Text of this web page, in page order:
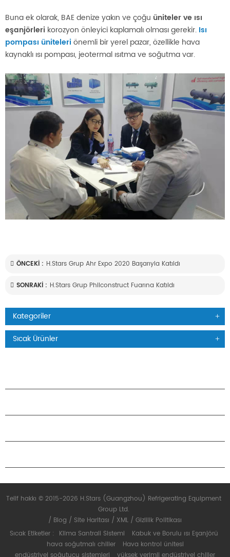
Buna ek olarak, BAE denize yakın ve çoğu üniteler ve ısı
eşanjörleri korozyon önleyici kaplamalı olması gerekir. Isı
pompası üniteleriönemli bir yerel pazar, özellikle hava
kaynaklı ısı pompası, jeotermal ısıtma ve soğutma var.
ÖNCEKI : H.stars Grup Ahr Expo 2020 Başarıyla Katıldı
SONRAKI : H.stars Grup Philconstruct Fuarına Katıldı
Kategoriler
Sıcak Ürünler
Telif hakkı © 2015-2026 H.Stars (Guangzhou) Refrigerating Equipment
Group Ltd.
/ Blog / Site Haritası / XML / Gizlilik Politikası
Sıcak Etiketler :
Klima Santrali Sistemi
Kabuk ve Borulu ısı Eşanjörü
hava soğutmalı chiller
Hava kontrol ünitesi